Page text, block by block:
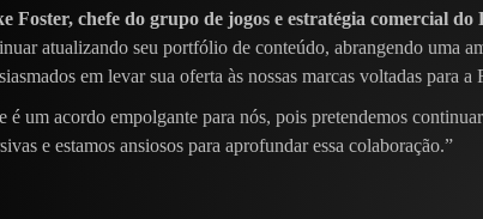
Foster, chefe do grupo de jogos e estratégia comercial
atualizando seu portfólio de conteúdo, abrangendo uma
em levar sua oferta às nossas marcas voltadas para a
é um acordo empolgante para nós, pois pretendemos
e estamos ansiosos para aprofundar essa colaboração.”